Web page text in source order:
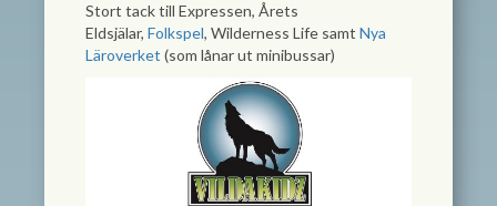
Stort tack till Expressen, Årets
Eldsjälar, Folkspel, Wilderness Life samt Nya
Läroverket (som lånar ut minibussar)